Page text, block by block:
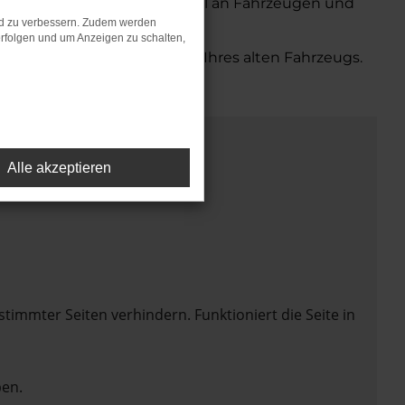
Inzahlungnahme Ihres alten Fahrzeugs.
Seiten verhindern. Funktioniert die Seite in
zu verbessern. Zudem werden
und um Anzeigen zu schalten,
Alle akzeptieren